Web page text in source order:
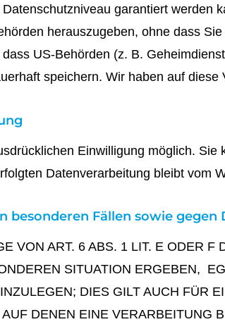
garantiert werden
herauszugeben, ohne dass
US-Behörden (z. B.
speichern. Wir haben auf
Einwilligung möglich.
Datenverarbeitung bleibt vom
Fällen sowie gegen
VON ART. 6 ABS. 1 LIT. E ODER
SITUATION ERGEBEN,
DIES GILT AUCH FÜR
DENEN EINE VERARBEITUNG